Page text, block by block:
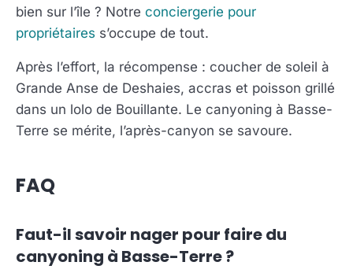
bien sur l’île ? Notre conciergerie pour
propriétaires s’occupe de tout.
Après l’effort, la récompense : coucher de soleil à
Grande Anse de Deshaies, accras et poisson grillé
dans un lolo de Bouillante. Le canyoning à Basse-
Terre se mérite, l’après-canyon se savoure.
FAQ
Faut-il savoir nager pour faire du
canyoning à Basse-Terre ?